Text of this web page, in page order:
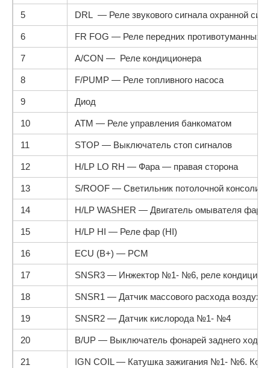
5 DRL — Реле звукового сигнала охранной
6 FR FOG — Реле передних противотуманных
7 A/CON — Реле кондиционера
8 F/PUMP — Реле топливного насоса
9 Диод
10 ATM — Реле управления банкоматом
11 STOP — Выключатель стоп сигналов
12 H/LP LO RH — Фара — правая сторона
13 S/ROOF — Светильник потолочной консоли
14 H/LP WASHER — Двигатель омывателя фар
15 H/LP HI — Реле фар (HI)
16 ECU (B+) — PCM
17 SNSR3 — Инжектор №1- №6, реле
18 SNSR1 — Датчик массового расхода
19 SNSR2 — Датчик кислорода №1- №4
20 B/UP — Выключатель фонарей заднего хода,
21 IGN COIL — Катушка зажигания №1- №6.